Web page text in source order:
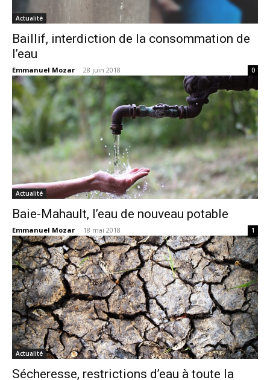
Actualité
Baillif, interdiction de la consommation de
l’eau
Emmanuel Mozar - 28 juin 2018 0
Actualité
Baie-Mahault, l’eau de nouveau potable
Emmanuel Mozar - 18 mai 2018 1
Actualité
Sécheresse, restrictions d’eau à toute la